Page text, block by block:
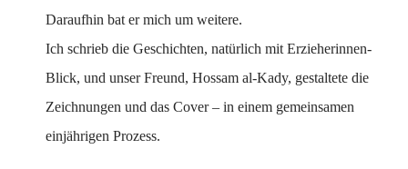
Daraufhin bat er mich um weitere.
Ich schrieb die Geschichten, natürlich mit Erzieherinnen-
Blick, und unser Freund, Hossam al-Kady, gestaltete die
Zeichnungen und das Cover – in einem gemeinsamen
einjährigen Prozess.